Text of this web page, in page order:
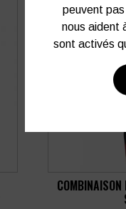
COMBINAISON
peuvent
nous aident
sont activés